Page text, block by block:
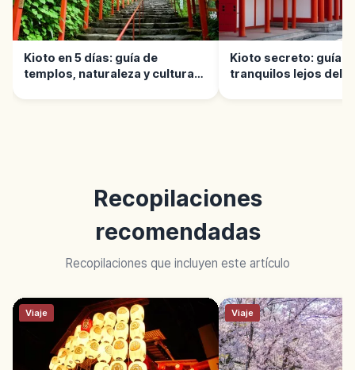
Kioto en 5 días: guía de
templos, naturaleza y cultura
Kioto secreto: guía
tranquilos lejos del
Recopilaciones
recomendadas
Recopilaciones que incluyen este artículo
Viaje Viaje